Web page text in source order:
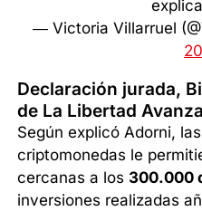
— Victoria Villarruel
Declaración jurada,
de La Libertad Avanza
Según explicó Adorni,
criptomonedas le
cercanas a los 300.000
inversiones realizadas